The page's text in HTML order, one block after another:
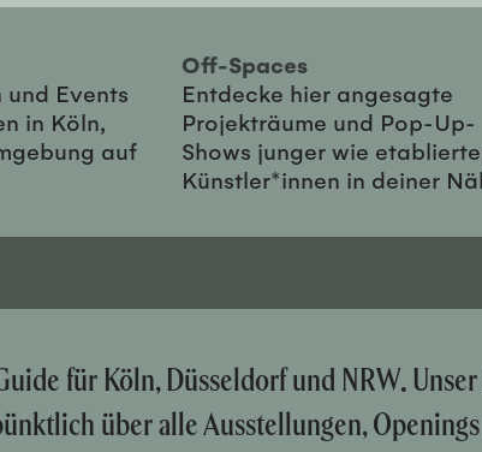
und Events
in Köln,
auf
Off-Spaces
Entdecke hier angesagte
Projekträume und Pop-Up-
Shows junger wie
Künstler*innen in deiner
für Köln, Düsseldorf und NRW.
über alle Ausstellungen,